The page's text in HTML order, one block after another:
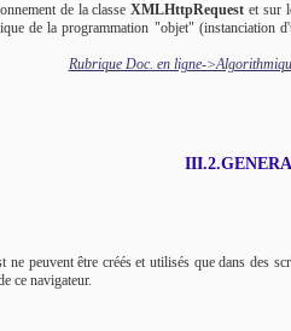
de la classeXMLHttpRequest et sur
de la programmation "objet"
Rubrique Doc. en ligne-
peuvent être créés et utilisés que dans des
ce navigateur.